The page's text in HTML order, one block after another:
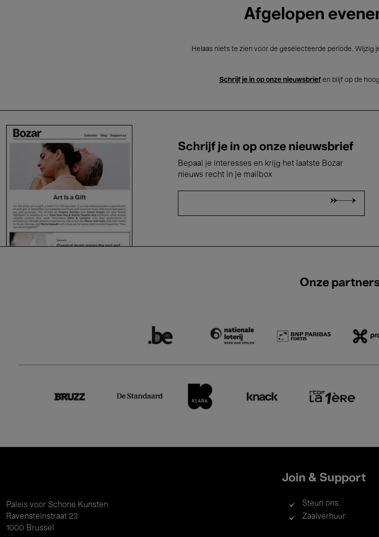
Afgelopen
Helaas niets te zien voor de geselecteerde periode. Wijzig
Schrijf je in op onze nieuwsbriefen blijf op de
Schrijf je in op onze nieuwsbrief
Bepaal je interesses en krijg het laatste Bozar
nieuws recht in je mailbox
Onze
Paleis voor Schone Kunsten
Ravensteinstraat 23
1000 Brussel
Join & Support
Steun ons
Zaalverhuur